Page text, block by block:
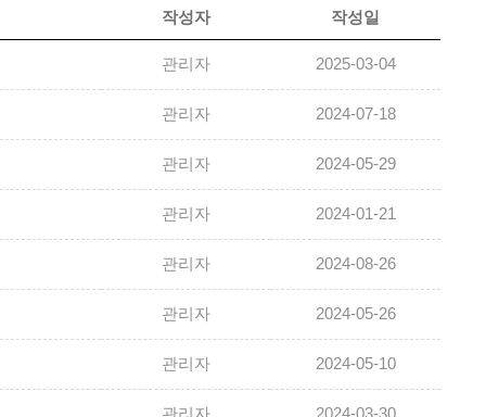
작성자 작성일
관리자 2025-03-04
관리자 2024-07-18
관리자 2024-05-29
관리자 2024-01-21
관리자 2024-08-26
관리자 2024-05-26
관리자 2024-05-10